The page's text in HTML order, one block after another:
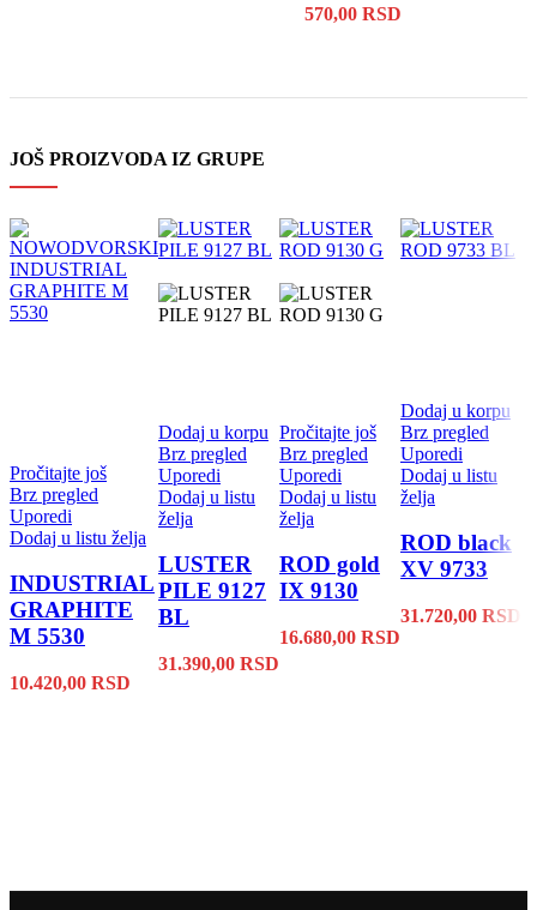
570,00RSD
JOŠ PROIZVODA IZ GRUPE
Pročitajte još
Brz pregled
Uporedi
Dodaj u listu želja
INDUSTRIAL
GRAPHITE
M 5530
10.420,00 RSD
Dodaj u korpu
Brz pregled
Uporedi
Dodaj u listu
želja
LUSTER
PILE 9127
BL
31.390,00 RSD
Pročitajte još
Brz pregled
Uporedi
Dodaj u listu
želja
ROD gold
IX 9130
16.680,00 RSD
Dodaj u korpu
Brz pregled
Uporedi
Dodaj u listu
želja
ROD black
XV 9733
31.720,00 RSD